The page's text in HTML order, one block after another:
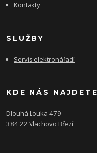
Kontakty
SLUŽBY
Servis elektronářadí
KDE NÁS NAJDETE
Dlouhá Louka 479
384 22 Vlachovo Březí